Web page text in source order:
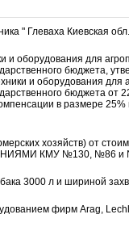
" Глеваха Киевская
и оборудования для
бюджета,
и оборудования для
бюджета от
в размере
хозяйств) от
КМУ №130, №86 и
3000 л и шириной
фирм Arag,